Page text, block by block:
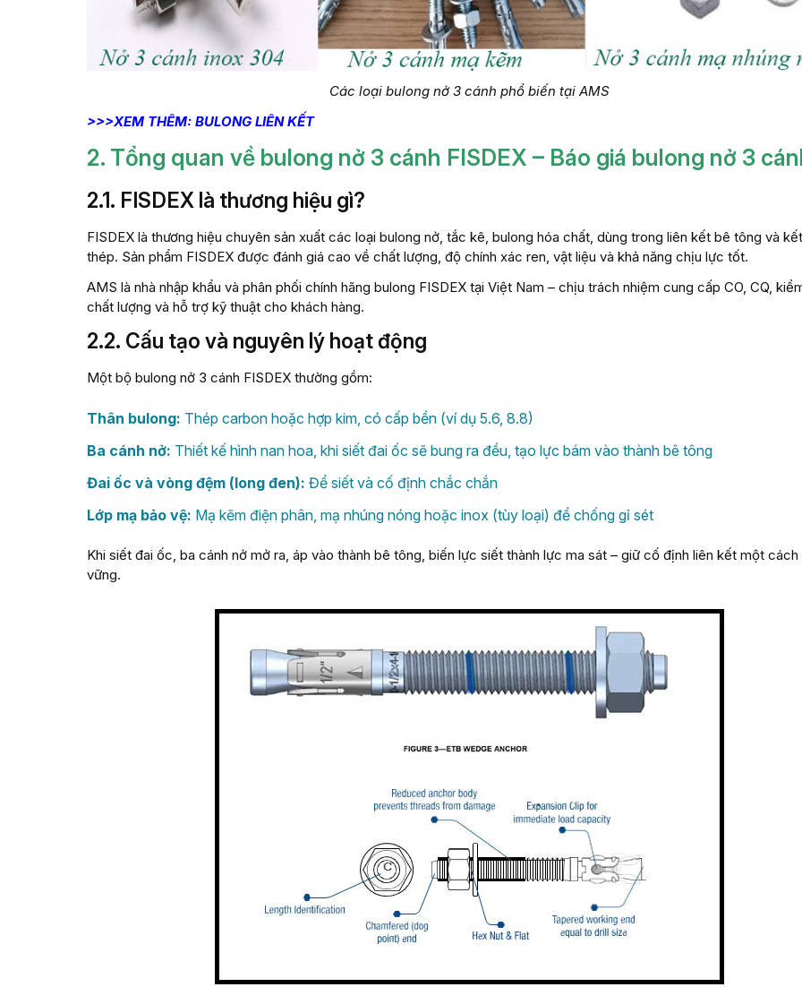
Các loại bulong nở 3 cánh phổ biến tại AMS
>>>XEM THÊM: BULONG LIÊN KẾT
2. Tổng quan về bulong nở 3 cánh FISDEX – Báo giá bulong nở 3
2.1. FISDEX là thương hiệu gì?
FISDEX là thương hiệu chuyên sản xuất các loại bulong nở, tắc kê, bulong hóa chất, dùng trong liên kết bê tông và
thép. Sản phẩm FISDEX được đánh giá cao về chất lượng, độ chính xác ren, vật liệu và khả năng chịu lực tốt.
AMS là nhà nhập khẩu và phân phối chính hãng bulong FISDEX tại Việt Nam – chịu trách nhiệm cung cấp CO, CQ,
chất lượng và hỗ trợ kỹ thuật cho khách hàng.
2.2. Cấu tạo và nguyên lý hoạt động
Một bộ bulong nở 3 cánh FISDEX thường gồm:
Thân bulong: Thép carbon hoặc hợp kim, có cấp bền (ví dụ 5.6, 8.8)
Ba cánh nở: Thiết kế hình nan hoa, khi siết đai ốc sẽ bung ra đều, tạo lực bám vào thành bê tông
Đai ốc và vòng đệm (long đen): Để siết và cố định chắc chắn
Lớp mạ bảo vệ: Mạ kẽm điện phân, mạ nhúng nóng hoặc inox (tùy loại) để chống gỉ sét
Khi siết đai ốc, ba cánh nở mở ra, áp vào thành bê tông, biến lực siết thành lực ma sát – giữ cố định liên kết một cách
vững.